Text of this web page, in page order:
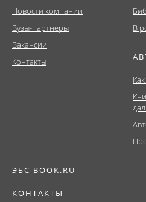
Новости компании
Вузы-партнеры
Вакансии
Контакты
В
ЭБС BOOK.RU
КОНТАКТЫ